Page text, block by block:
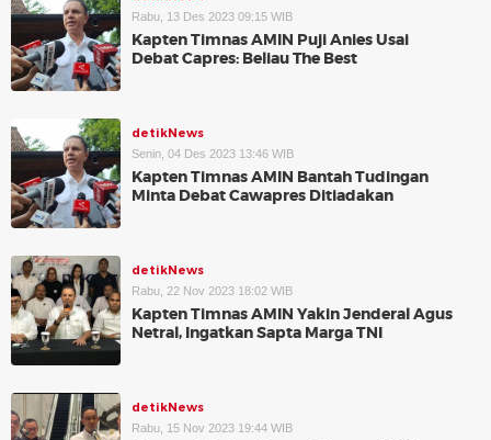
Rabu, 13 Des 2023 09:15 WIB
Kapten Timnas AMIN Puji Anies Usai
Debat Capres: Beliau The Best
detikNews
Senin, 04 Des 2023 13:46 WIB
Kapten Timnas AMIN Bantah Tudingan
Minta Debat Cawapres Ditiadakan
detikNews
Rabu, 22 Nov 2023 18:02 WIB
Kapten Timnas AMIN Yakin Jenderal Agus
Netral, Ingatkan Sapta Marga TNI
detikNews
Rabu, 15 Nov 2023 19:44 WIB